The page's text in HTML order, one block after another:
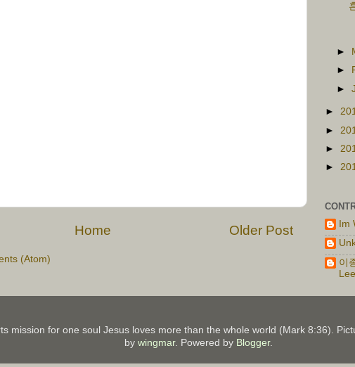
Older Post
Home
(Atom)
►
►
►
►
►
►
►
Im
이
Lee
mission for one soul Jesus loves more than the whole world (Mark 8:36).
by wingmar. Powered by Blogger.